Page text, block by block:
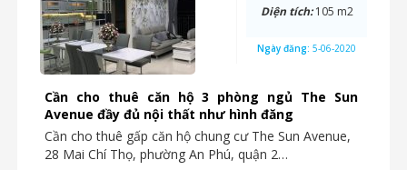
Cần cho thuê căn hộ 3 phòng ngủ The Sun
Avenue đầy đủ nội thất như hình đăng
Cần cho thuê gấp căn hộ chung cư The Sun Avenue,
28 Mai Chí Thọ, phường An Phú, quận 2…
Diện tích:105 m2
Ngày đăng: 5-06-2020